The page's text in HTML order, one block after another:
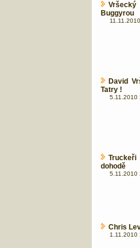
Buggyrou
David
Tatry !
5.11.2010
Truckeři
dohodě
5.11.2010
Chris
1.11.2010